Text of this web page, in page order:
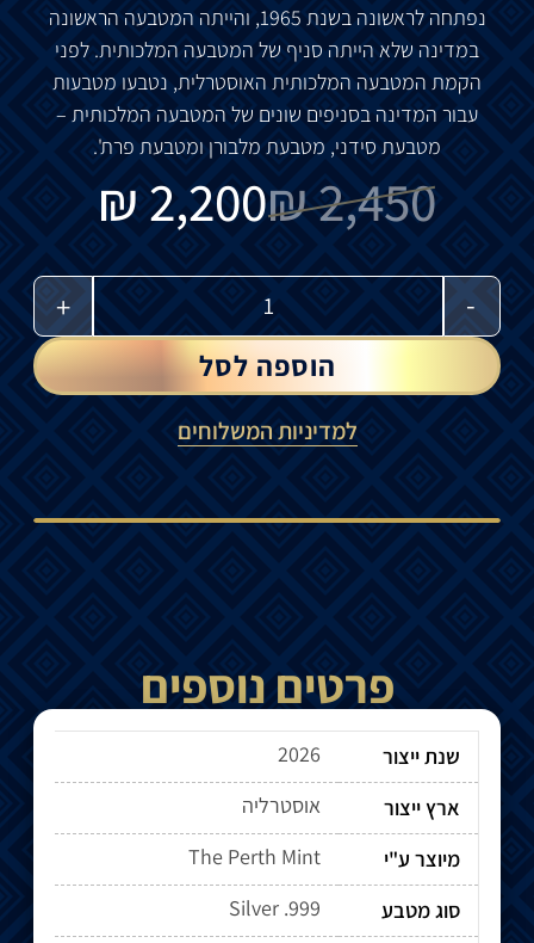
נפתחה לראשונה בשנת 1965, והייתה המטבעה הראשונה
במדינה שלא הייתה סניף של המטבעה המלכותית. לפני
הקמת המטבעה המלכותית האוסטרלית, נטבעו מטבעות
עבור המדינה בסניפים שונים של המטבעה המלכותית –
מטבעת סידני, מטבעת מלבורן ומטבעת פרת'.
2,450
₪
2,200
₪
-
+
הוספה לסל
למדיניות המשלוחים
פרטים נוספים
שנת ייצור
2026
ארץ ייצור
אוסטרליה
מיוצר ע"י
The Perth Mint
סוג מטבע
Silver .999